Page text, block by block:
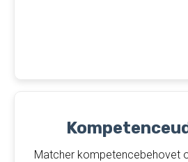
Matcher kompetencebehovet